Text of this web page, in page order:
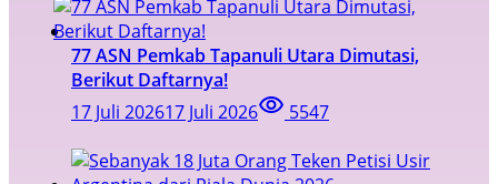
77 ASN Pemkab Tapanuli Utara Dimutasi,
Berikut Daftarnya!
17 Juli 202617 Juli 2026 5547